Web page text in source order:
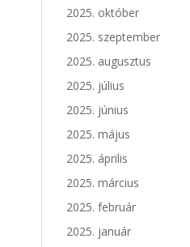
2025. október
2025. szeptember
2025. augusztus
2025. július
2025. június
2025. május
2025. április
2025. március
2025. február
2025. január